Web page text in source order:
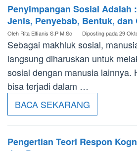
Penyimpangan Sosial Adalah
Jenis, Penyebab, Bentuk, dan
Oleh Rita Elfianis S.P M.Sc Diposting pada29
Sebagai makhluk sosial,
langsung diharuskan untuk
sosial dengan manusia lainnya.
bisa terjadi dalam …
BACA SEKARANG
Pengertian Teori Respon